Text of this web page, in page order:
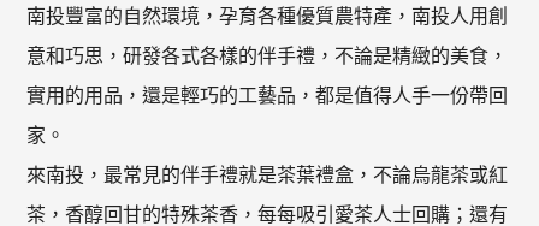
南投豐富的自然環境，孕育各種優質農特產，南投人用創
意和巧思，研發各式各樣的伴手禮，不論是精緻的美食，
實用的用品，還是輕巧的工藝品，都是值得人手一份帶回
家。
來南投，最常見的伴手禮就是茶葉禮盒，不論烏龍茶或紅
茶，香醇回甘的特殊茶香，每每吸引愛茶人士回購；還有